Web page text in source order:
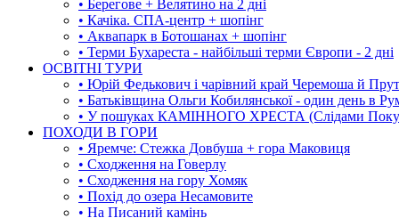
• Берегове + Велятино на 2 дні
• Качіка. СПА-центр + шопінг
• Аквапарк в Ботошанах + шопінг
• Терми Бухареста - найбільші терми Європи - 2 дні
ОСВІТНІ ТУРИ
• Юрій Федькович і чарівний край Черемоша й
• Батьківщина Ольги Кобилянської - один день в
• У пошуках КАМІННОГО ХРЕСТА (Слідами
ПОХОДИ В ГОРИ
• Яремче: Стежка Довбуша + гора Маковиця
• Сходження на Говерлу
• Сходження на гору Хомяк
• Похід до озера Несамовите
• На Писаний камінь